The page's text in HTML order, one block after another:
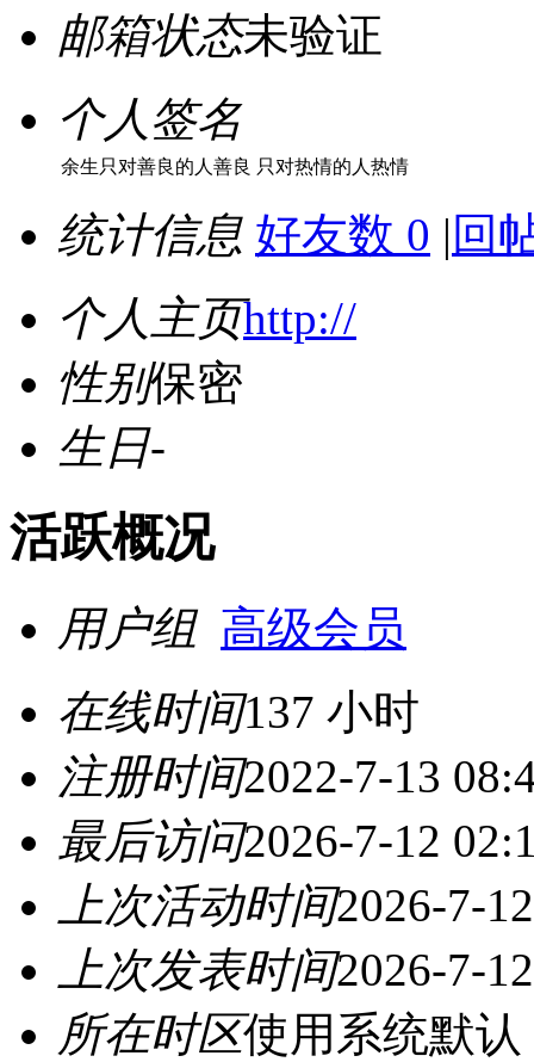
邮箱状态未验证
个人签名
余生只对善良的人善良 只对热情的人热情
统计信息 好友数 0 | 回
个人主页http://
性别保密
生日-
活跃概况
用户组 高级会员
在线时间137 小时
注册时间2022-7-13
最后访问2026-7-12
上次活动时间2026-7-
上次发表时间2026-7-
所在时区使用系统默认